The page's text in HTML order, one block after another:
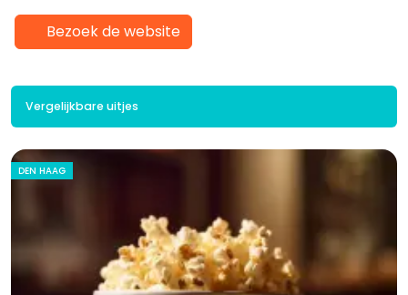
Bezoek de website
Vergelijkbare uitjes
DEN HAAG